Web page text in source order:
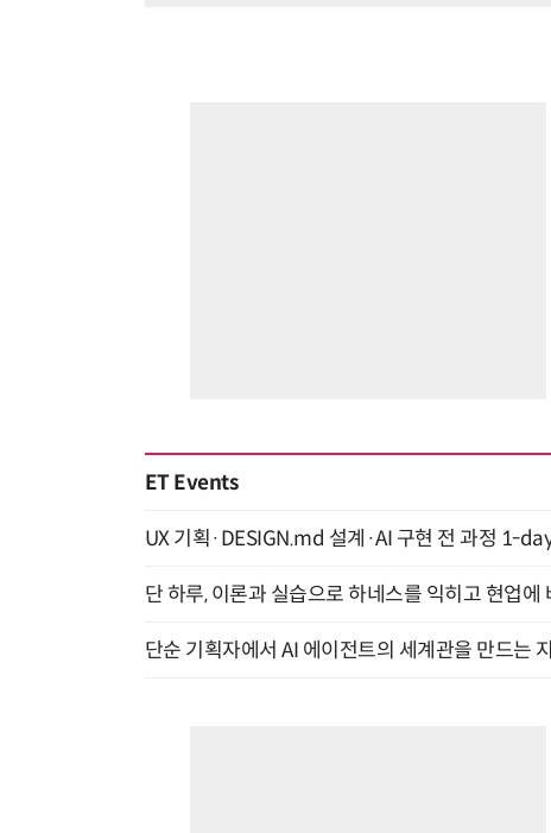
ET Events
UX 기획·DESIGN.md 설계·AI 구현 전 과정 1-
단 하루, 이론과 실습으로 하네스를 익히고 현업
단순 기획자에서 AI 에이전트의 세계관을 만드는